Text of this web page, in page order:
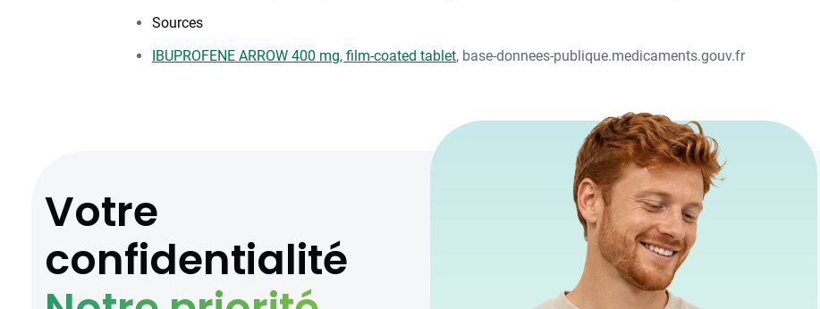
Sources
IBUPROFENE ARROW 400 mg, film-coated tablet, base-donnees-publique.medicaments.gouv.fr
Votre
confidentialité